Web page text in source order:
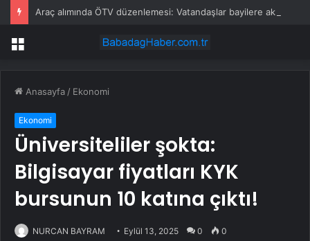
Menü
Anasayfa / Ekonomi
Ekonomi
Üniversiteliler şokta:
Bilgisayar fiyatları KYK
bursunun 10 katına çıktı!
NURCAN BAYRAM Eylül 13, 2025 0 0